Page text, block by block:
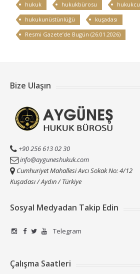
hukuk
hukukbürosu
hukukcu
hukukunüstünlüğü
kuşadası
Resmi Gazete’de Bugün (26.01.2026)
Bize Ulaşın
+90 256 613 02 30
info@ayguneshukuk.com
Cumhuriyet Mahallesi Avcı Sokak No: 4/12
Kuşadası / Aydın / Türkiye
Sosyal Medyadan Takip Edin
Telegram
Çalışma Saatleri